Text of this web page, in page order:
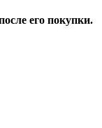
его покупки.